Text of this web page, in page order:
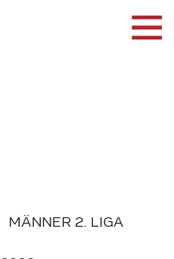
MÄNNER 2. LIGA